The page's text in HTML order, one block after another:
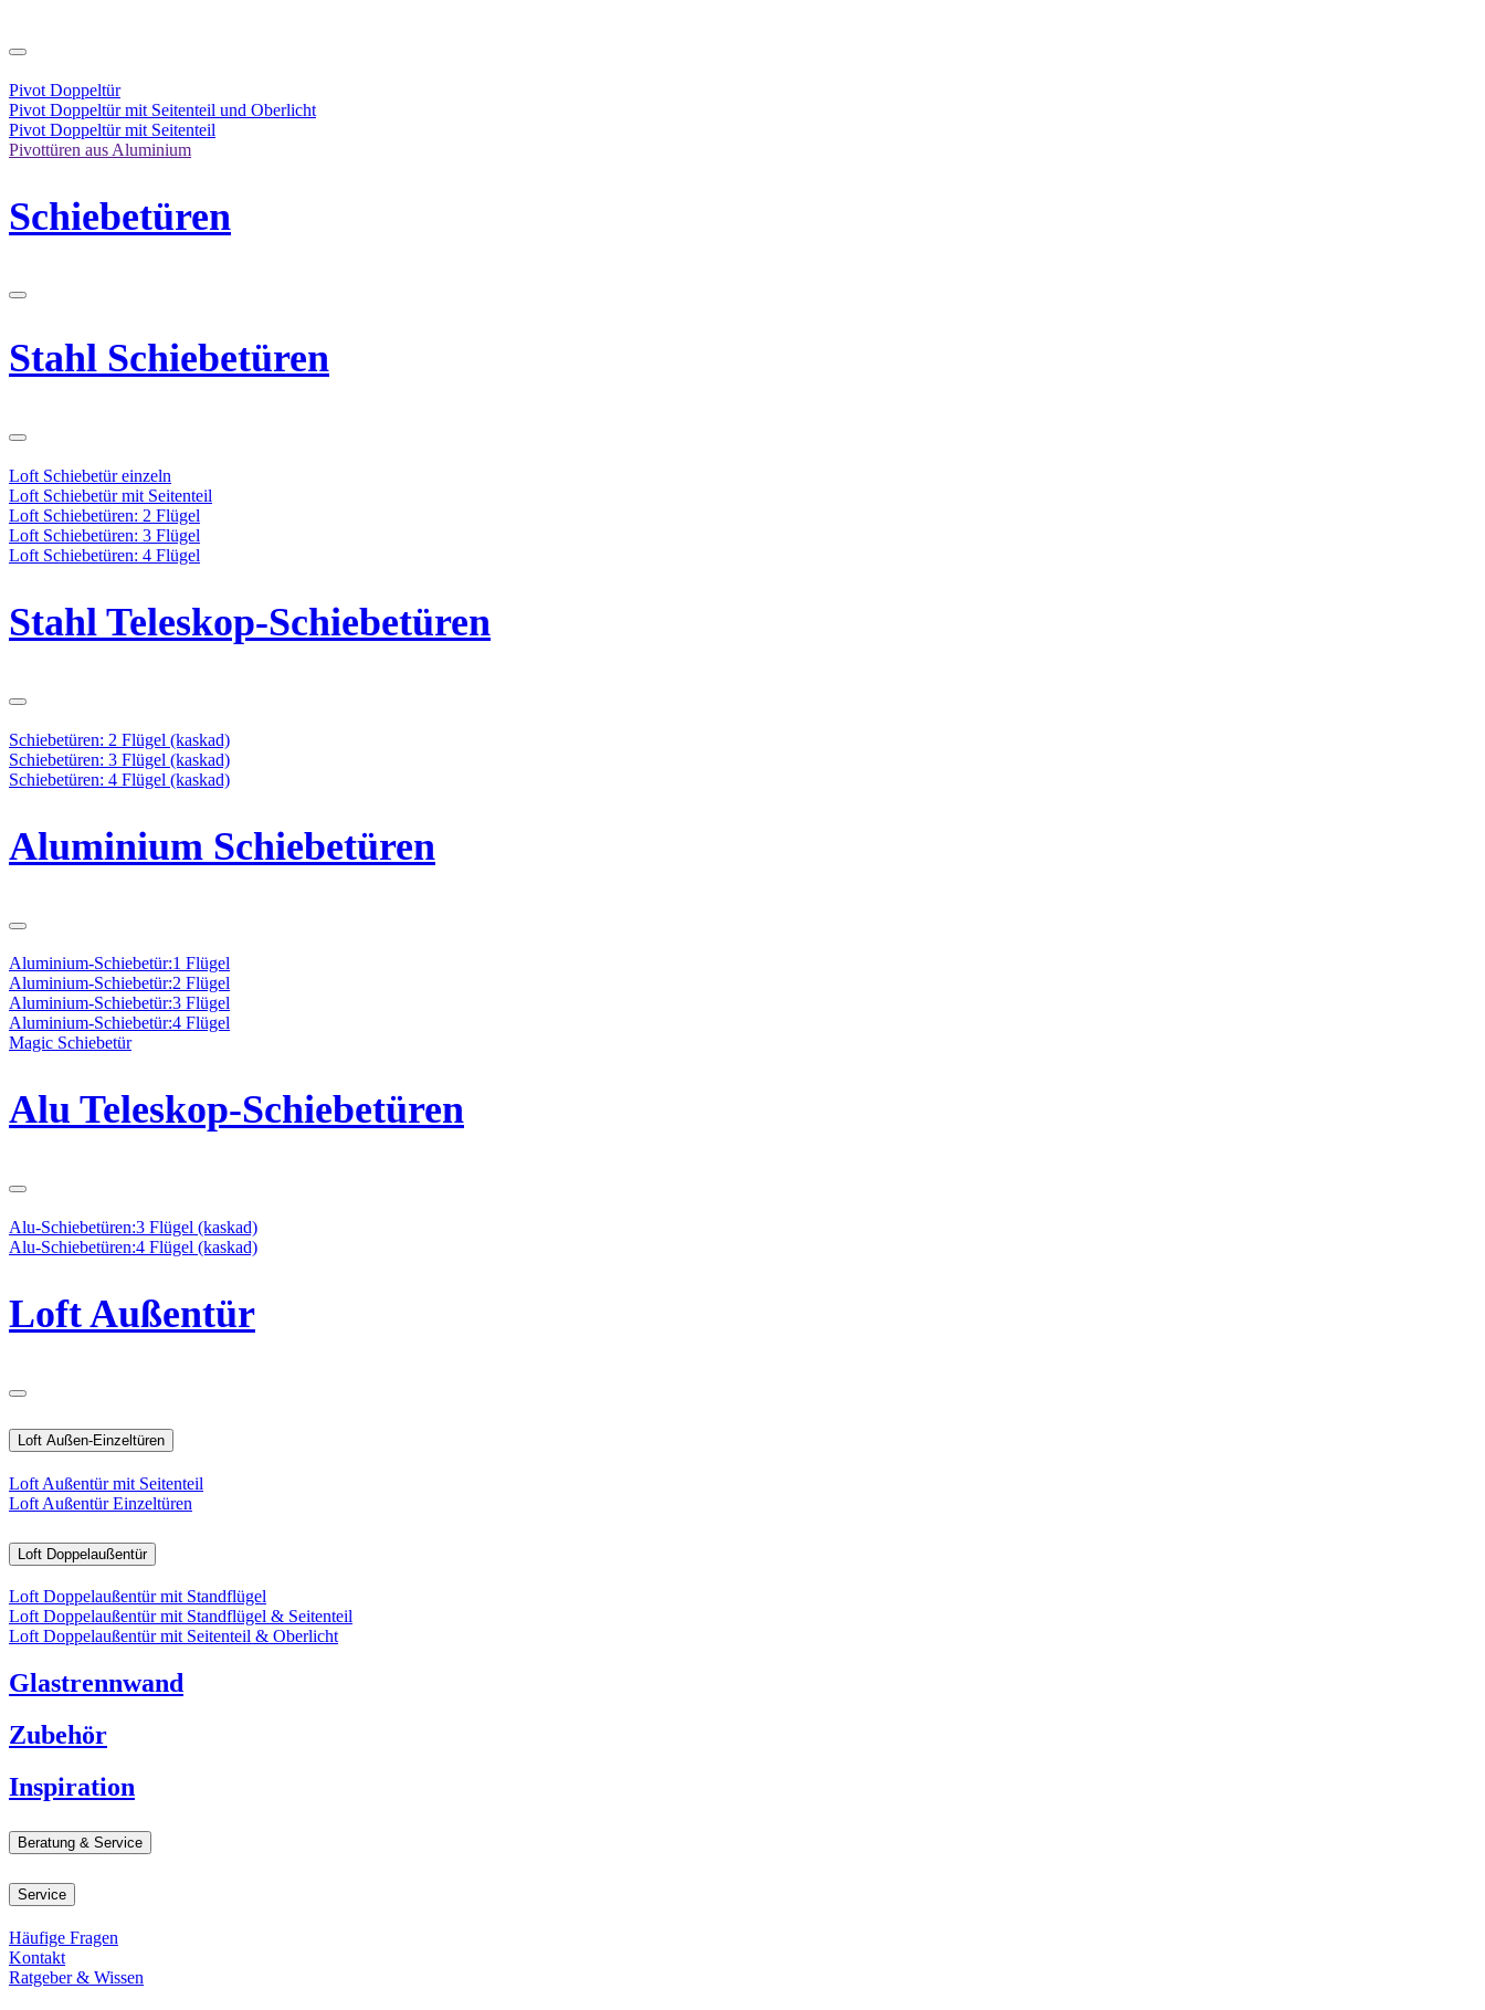
Pivot Doppeltür
Pivot Doppeltür mit Seitenteil und Oberlicht
Pivot Doppeltür mit Seitenteil
Pivottüren aus Aluminium
Schiebetüren
Stahl Schiebetüren
Loft Schiebetür einzeln
Loft Schiebetür mit Seitenteil
Loft Schiebetüren: 2 Flügel
Loft Schiebetüren: 3 Flügel
Loft Schiebetüren: 4 Flügel
Stahl Teleskop-Schiebetüren
Schiebetüren: 2 Flügel (kaskad)
Schiebetüren: 3 Flügel (kaskad)
Schiebetüren: 4 Flügel (kaskad)
Aluminium Schiebetüren
Aluminium-Schiebetür:1 Flügel
Aluminium-Schiebetür:2 Flügel
Aluminium-Schiebetür:3 Flügel
Aluminium-Schiebetür:4 Flügel
Magic Schiebetür
Alu Teleskop-Schiebetüren
Alu-Schiebetüren:3 Flügel (kaskad)
Alu-Schiebetüren:4 Flügel (kaskad)
Loft Außentür
Loft Außen-Einzeltüren
Loft Außentür mit Seitenteil
Loft Außentür Einzeltüren
Loft Doppelaußentür
Loft Doppelaußentür mit Standflügel
Loft Doppelaußentür mit Standflügel & Seitenteil
Loft Doppelaußentür mit Seitenteil & Oberlicht
Glastrennwand
Zubehör
Inspiration
Beratung & Service
Service
Häufige Fragen
Kontakt
Ratgeber & Wissen